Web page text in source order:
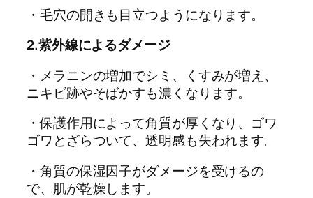
・毛穴の開きも目立つようになります。
2.紫外線によるダメージ
・メラニンの増加でシミ、くすみが増え、
ニキビ跡やそばかすも濃くなります。
・保護作用によって角質が厚くなり、ゴワ
ゴワとざらついて、透明感も失われます。
・角質の保湿因子がダメージを受けるの
で、肌が乾燥します。